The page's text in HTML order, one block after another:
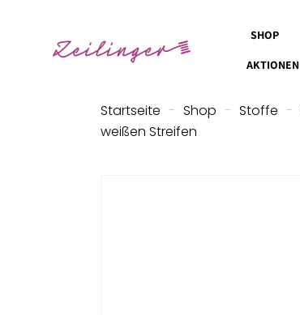
SHOP
AKTIONEN
Startseite - Shop - Stoffe -
weißen Streifen